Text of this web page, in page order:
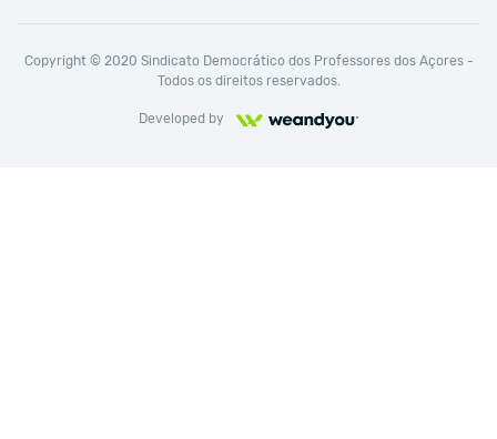
Copyright © 2020 Sindicato Democrático dos Professores dos Açores -
Todos os direitos reservados.
Developed by